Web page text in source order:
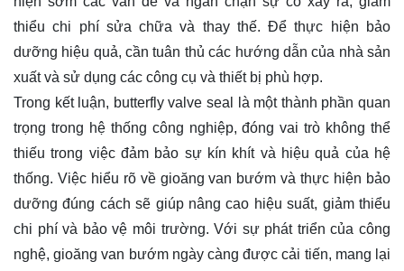
thiểu chi phí sửa chữa và thay thế. Để thực hiện bảo
dưỡng hiệu quả, cần tuân thủ các hướng dẫn của nhà sản
xuất và sử dụng các công cụ và thiết bị phù hợp.
Trong kết luận, butterfly valve seal là một thành phần quan
trọng trong hệ thống công nghiệp, đóng vai trò không thể
thiếu trong việc đảm bảo sự kín khít và hiệu quả của hệ
thống. Việc hiểu rõ về gioăng van bướm và thực hiện bảo
dưỡng đúng cách sẽ giúp nâng cao hiệu suất, giảm thiểu
chi phí và bảo vệ môi trường. Với sự phát triển của công
nghệ, gioăng van bướm ngày càng được cải tiến, mang lại